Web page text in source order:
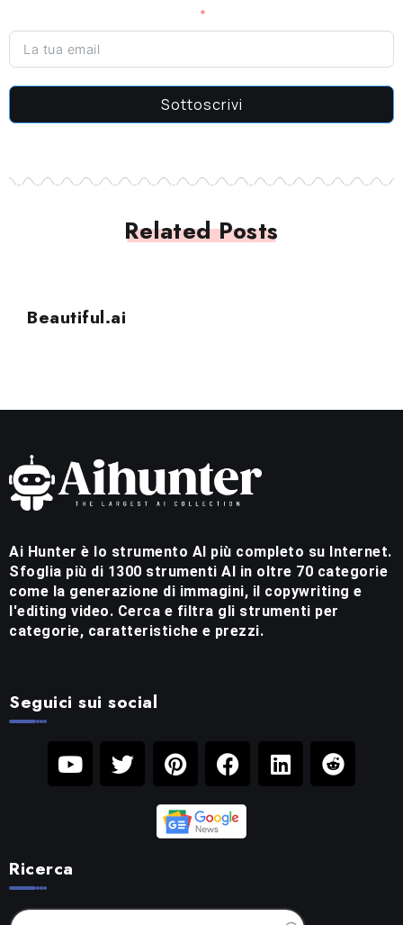
Sottoscrivi
Related Posts
Beautiful.ai
Ai Hunter è lo strumento AI più completo su Internet.
Sfoglia più di 1300 strumenti AI in oltre 70 categorie
come la generazione di immagini, il copywriting e
l'editing video. Cerca e filtra gli strumenti per
categorie, caratteristiche e prezzi.
Seguici sui social
Ricerca